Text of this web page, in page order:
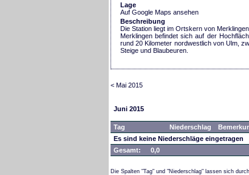
Lage
Auf Google Maps ansehen
Beschreibung
Die Station liegt im Ortskern von Merklingen.
Merklingen befindet sich auf der
rund 20 Kilometer nordwestlich von Ulm,
Steige und Blaubeuren.
< Mai 2015
Juni 2015
Tag Niederschlag
Es sind keine Niederschläge eingetragen
Gesamt:
0,0
Die Spalten "Tag" und "Niederschlag" lassen sich